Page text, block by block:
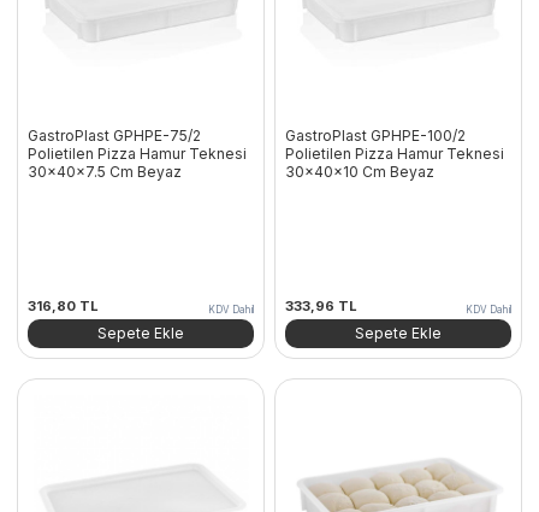
GastroPlast GPHPE-75/2
Polietilen Pizza Hamur Teknesi
30x40x7.5 Cm Beyaz
316,80 TL KDV Dahil
Sepete Ekle
GastroPlast GPHPE-100/2
Polietilen Pizza Hamur Teknesi
30x40x10 Cm Beyaz
333,96 TL KDV Dahil
Sepete Ekle